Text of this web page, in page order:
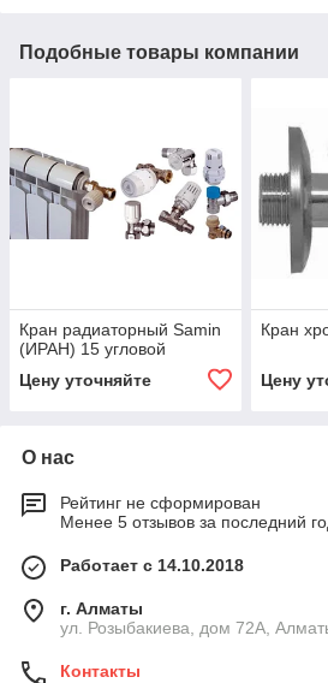
Подобные товары компании
Кран радиаторный Samin
(ИРАН) 15 угловой
Цену уточняйте
Кран
Цену
О нас
Рейтинг не сформирован
Менее 5 отзывов за последний
Работает с 14.10.2018
г. Алматы
ул. Розыбакиева, дом 72А,
Контакты